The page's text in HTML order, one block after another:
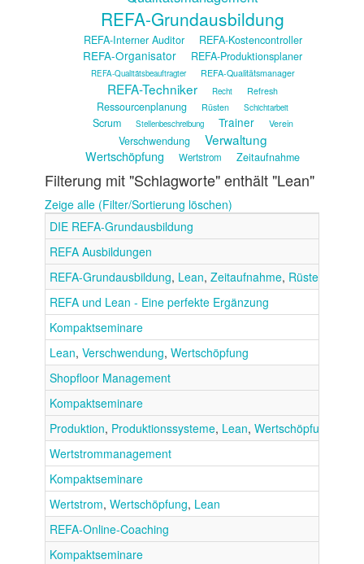
REFA-Grundausbildung
REFA-Interner Auditor REFA-Kostencontroller
REFA-Organisator REFA-Produktionsplaner
REFA-Qualitätsbeauftragter REFA-Qualitätsmanager
REFA-Techniker Recht Refresh
Ressourcenplanung Rüsten Schichtarbeit
Scrum Stellenbeschreibung Trainer Verein
Verschwendung Verwaltung
Wertschöpfung Wertstrom Zeitaufnahme
Filterung mit "Schlagworte" enthält "Lean"
Zeige alle (Filter/Sortierung löschen)
DIE REFA-Grundausbildung
REFA Ausbildungen
REFA-Grundausbildung, Lean, Zeitaufnahme, Rüsten
REFA und Lean - Eine perfekte Ergänzung
Kompaktseminare
Lean, Verschwendung, Wertschöpfung
Shopfloor Management
Kompaktseminare
Produktion, Produktionssysteme, Lean, Wertschöpfung
Wertstrommanagement
Kompaktseminare
Wertstrom, Wertschöpfung, Lean
REFA-Online-Coaching
Kompaktseminare